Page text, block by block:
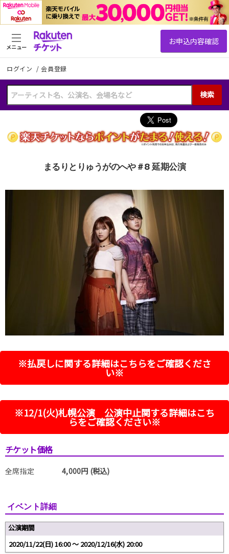
ログイン /会員登録
検索
メニュー
まるりとりゅうがのへや＃8 延期公演
※払戻しに関する詳細はこちらをご確認くださ
い※
※12/1(火)札幌公演 公演中止関する詳細はこち
らをご確認ください※
チケット価格
全席指定 4,000円 (税込)
イベント詳細
公演期間
2020/11/22(日) 16:00 〜 2020/12/16(水) 20:00